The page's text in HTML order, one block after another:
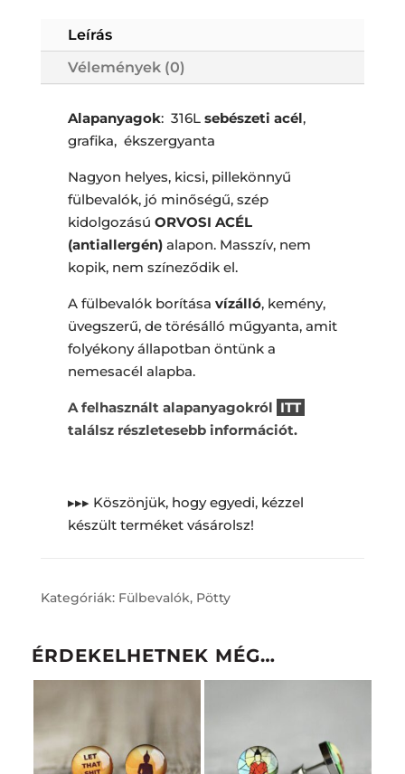
Leírás
Vélemények (0)
Alapanyagok: 316Lsebészeti acél,
grafika, ékszergyanta
Nagyon helyes, kicsi, pillekönnyű
fülbevalók, jó minőségű, szép
kidolgozású ORVOSI ACÉL
(antiallergén) alapon. Masszív, nem
kopik, nem színeződik el.
A fülbevalók borítása vízálló, kemény,
üvegszerű, de törésálló műgyanta, amit
folyékony állapotban öntünk a
nemesacél alapba.
A felhasznált alapanyagokról ITT
találsz részletesebb információt.
▸▸▸ Köszönjük, hogy egyedi, kézzel
készült terméket vásárolsz!
Kategóriák: Fülbevalók, Pötty
ÉRDEKELHETNEK MÉG…